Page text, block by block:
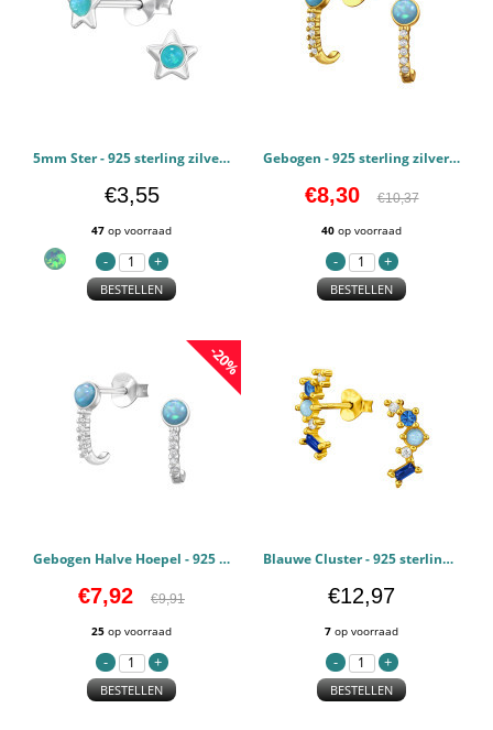
5mm Ster - 925 sterling zilver Oorstekers Halfedelsteen PCJW49831
€3,55
47 op voorraad
BESTELLEN
Gebogen - 925 sterling zilver Oorstekers Zirconia PCJW49500
€8,30 €10,37
40 op voorraad
BESTELLEN
-20%
Gebogen Halve Hoepel - 925 sterling zilver Oorstekers Zirconia PCJW49499
€7,92 €9,91
25 op voorraad
BESTELLEN
Blauwe Cluster - 925 sterling zilver Oorstekers Zirconia PCJW49489
€12,97
7 op voorraad
BESTELLEN